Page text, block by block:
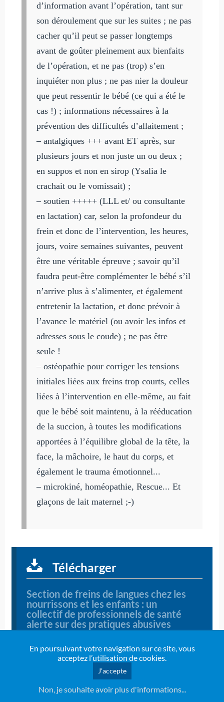
En poursuivant votre navigation sur ce site, vous
acceptez l’utilisation de cookies.
J'accepte
Non, je souhaite avoir plus d'informations...
d’information avant l’opération, tant sur
son déroulement que sur les suites ; ne pas
cacher qu’il peut se passer longtemps
avant de goûter pleinement aux bienfaits
de l’opération, et ne pas (trop) s’en
inquiéter non plus ; ne pas nier la douleur
que peut ressentir le bébé (ce qui a été le
cas !) ; informations nécessaires à la
prévention des difficultés d’allaitement ;
– antalgiques +++ avant ET après, sur
plusieurs jours et non juste un ou deux ;
en suppos et non en sirop (Ysalia le
crachait ou le vomissait) ;
– soutien +++++ (LLL et/ ou consultante
en lactation) car, selon la profondeur du
frein et donc de l’intervention, les heures,
jours, voire semaines suivantes, peuvent
être une véritable épreuve ; savoir qu’il
faudra peut-être complémenter le bébé s’il
n’arrive plus à s’alimenter, et également
entretenir la lactation, et donc prévoir à
l’avance le matériel (ou avoir les infos et
adresses sous le coude) ; ne pas être
seule !
– ostéopathie pour corriger les tensions
initiales liées aux freins trop courts, celles
liées à l’intervention en elle-même, au fait
que le bébé soit maintenu, à la rééducation
de la succion, à toutes les modifications
apportées à l’équilibre global de la tête, la
face, la mâchoire, le haut du corps, et
également le trauma émotionnel...
– microkiné, homéopathie, Rescue... Et
glaçons de lait maternel ;-)
Télécharger
Section de freins de langues chez les
nourrissons et les enfants : un
collectif de professionnels de santé
alerte sur des pratiques abusives
AVIS-SOCIETES-SAVANTES - Frein de
langue.pdf